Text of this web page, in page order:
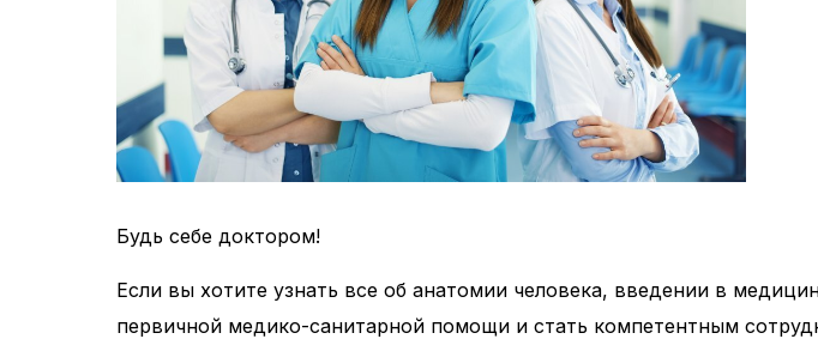
Будь себе доктором!
Если вы хотите узнать все об анатомии человека, введении в
первичной медико-санитарной помощи и стать компетентным